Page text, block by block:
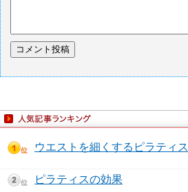
ウエストを細くするピラティス
ピラティスの効果